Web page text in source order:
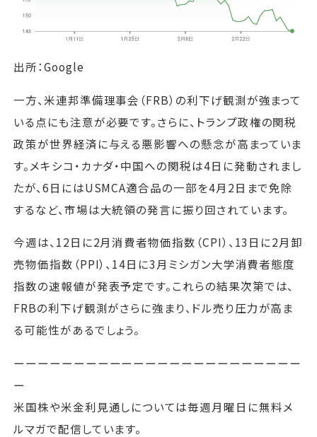
出所：Google
一方、米連邦準備理事会（FRB）の利下げ観測が強まって
いる点にも注意が必要です。さらに、トランプ政権の関税
政策が世界経済に与える悪影響への懸念が高まっていま
す。メキシコ・カナダ・中国への関税は4日に発動されまし
たが、6日にはUSMCA適合品の一部を4月2日まで免除
するなど、市場は大統領の発言に振り回されています。
今週は、12日に2月消費者物価指数（CPI）、13日に2月卸
売物価指数（PPI）、14日に3月ミシガン大学消費者態度
指数の速報値が発表予定です。これらの結果次第では、
FRBの利下げ観測がさらに強まり、ドル売り圧力が高ま
る可能性があるでしょう。
ーーーーーーーーーーーーーーーーーーーーーーーー
ー
米国株や米金利見通しについては毎週月曜日に無料メ
ルマガで配信しています。